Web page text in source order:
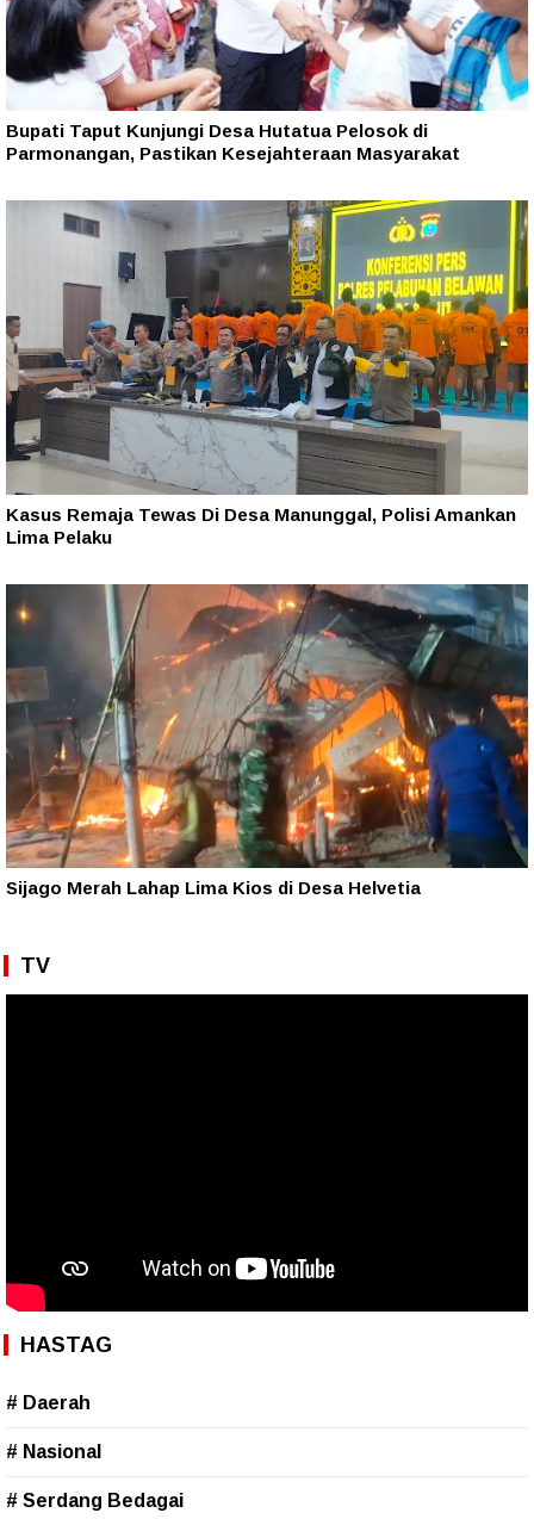
Bupati Taput Kunjungi Desa Hutatua Pelosok di
Parmonangan, Pastikan Kesejahteraan Masyarakat
Kasus Remaja Tewas Di Desa Manunggal, Polisi Amankan
Lima Pelaku
Sijago Merah Lahap Lima Kios di Desa Helvetia
TV
HASTAG
# Daerah
# Nasional
# Serdang Bedagai